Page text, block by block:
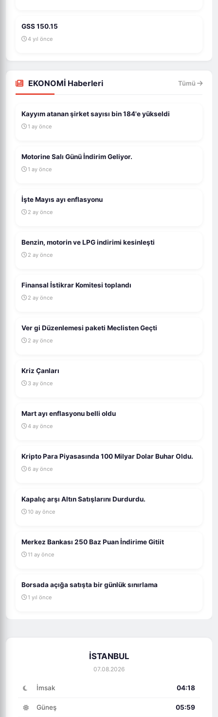
GSS 150.15
4 yıl önce
EKONOMİ Haberleri Tümü
Kayyım atanan şirket sayısı bin 184'e yükseldi
1 ay önce
Motorine Salı Günü İndirim Geliyor.
1 ay önce
İşte Mayıs ayı enflasyonu
2 ay önce
Benzin, motorin ve LPG indirimi kesinleşti
2 ay önce
Finansal İstikrar Komitesi toplandı
2 ay önce
Ver gi Düzenlemesi paketi Meclisten Geçti
2 ay önce
Kriz Çanları
3 ay önce
Mart ayı enflasyonu belli oldu
4 ay önce
Kripto Para Piyasasında 100 Milyar Dolar Buhar Oldu.
6 ay önce
Kapalıç arşı Altın Satışlarını Durdurdu.
10 ay önce
Merkez Bankası 250 Baz Puan İndirime Gitiit
11 ay önce
Borsada açığa satışta bir günlük sınırlama
1 yıl önce
İSTANBUL
07.08.2026
İmsak 04:18
Güneş 05:59